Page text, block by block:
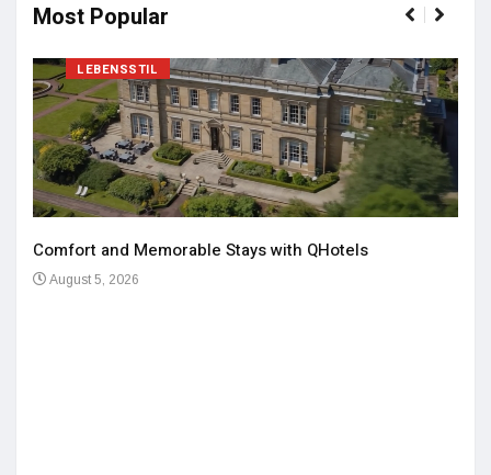
Most Popular
LEBENSSTIL
Comfort and Memorable Stays with QHotels
August 5, 2026